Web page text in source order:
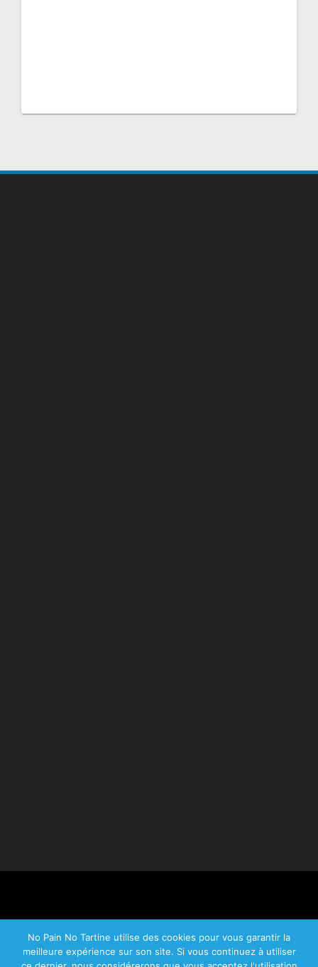
© 2026 No Pain No Tartine.
No Pain No Tartine utilise des cookies pour vous garantir la
meilleure expérience sur son site. Si vous continuez à utiliser